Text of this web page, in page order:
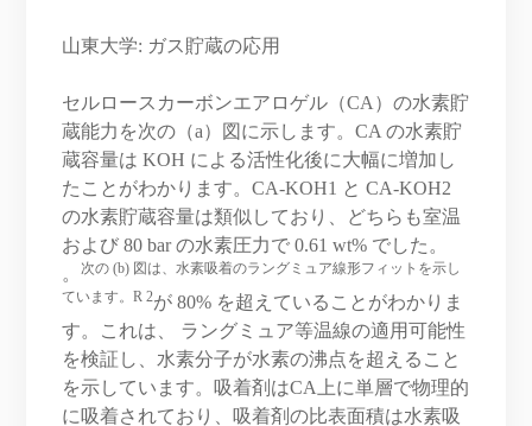
山東大学: ガス貯蔵の応用
セルロースカーボンエアロゲル（CA）の水素貯
蔵能力を次の（a）図に示します。CA の水素貯
蔵容量は KOH による活性化後に大幅に増加し
たことがわかります。CA-KOH1 と CA-KOH2
の水素貯蔵容量は類似しており、どちらも室温
および 80 bar の水素圧力で 0.61 wt% でした。
。次の (b) 図は、水素吸着のラングミュア線形フィットを示し
ています。R 2が 80% を超えていることがわかりま
す。これは、 ラングミュア等温線の適用可能性
を検証し、水素分子が水素の沸点を超えること
を示しています。吸着剤はCA上に単層で物理的
に吸着されており、吸着剤の比表面積は水素吸